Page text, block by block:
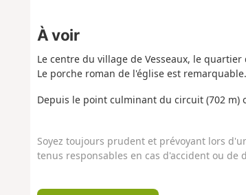
À voir
Le centre du village de Vesseaux, le
Le porche roman de l'église est remarquable.
Depuis le point culminant du circuit (702 m)
Soyez toujours prudent et prévoyant lors
tenus responsables en cas d'accident ou